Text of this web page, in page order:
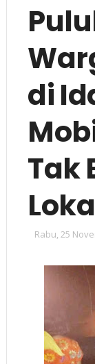
di
Tak
Rabu, 25